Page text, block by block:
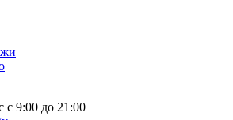
9:00 до 21:00